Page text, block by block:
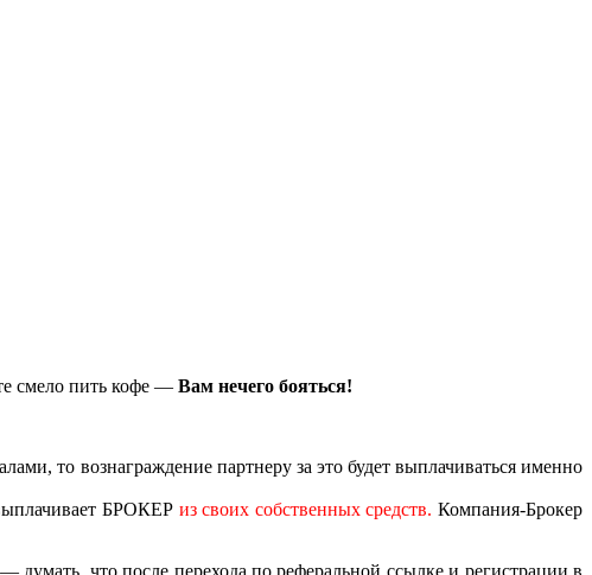
смело пить кофе — Вам нечего бояться!
то вознаграждение партнеру за это будет выплачиваться именно
БРОКЕР из своих собственных средств. Компания-Брокер
что после перехода по реферальной ссылке и регистрации в